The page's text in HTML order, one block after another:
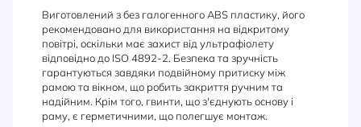
Виготовлений з без галогенного ABS пластику, його
рекомендовано для використання на відкритому
повітрі, оскільки має захист від ультрафіолету
відповідно до ISO 4892-2. Безпека та зручність
гарантуються завдяки подвійному притиску між
рамою та вікном, що робить закриття ручним та
надійним. Крім того, гвинти, що з'єднують основу і
раму, є герметичними, що полегшує монтаж.